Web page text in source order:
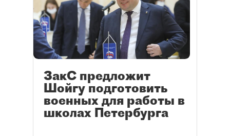
ЗакС предложит
Шойгу подготовить
военных для работы в
школах Петербурга